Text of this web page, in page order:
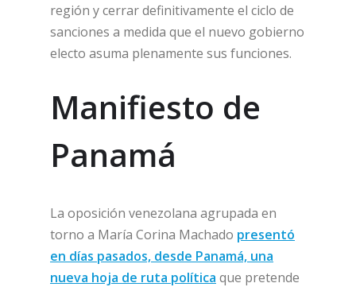
región y cerrar definitivamente el ciclo de
sanciones a medida que el nuevo gobierno
electo asuma plenamente sus funciones.
Manifiesto de
Panamá
La oposición venezolana agrupada en
torno a María Corina Machado presentó
en días pasados, desde Panamá, una
nueva hoja de ruta política que pretende